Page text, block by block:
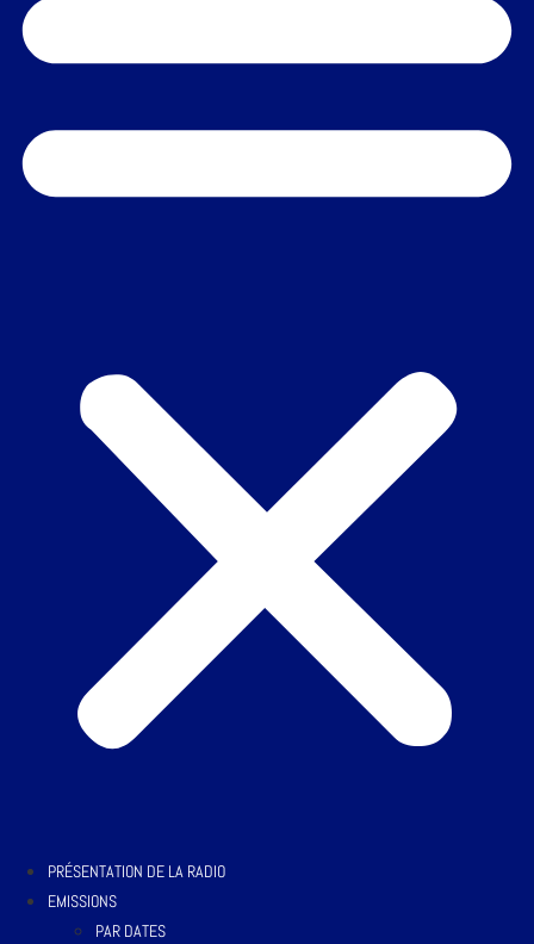
PRÉSENTATION DE LA RADIO
EMISSIONS
PAR DATES